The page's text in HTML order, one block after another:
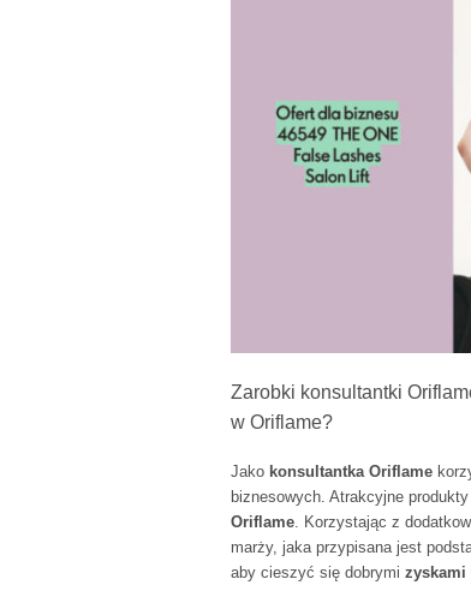
Zarobki konsultantki
w Oriflame?
Jako konsultantka Oriflame
biznesowych. Atrakcyjne
Oriflame. Korzystając z
marży, jaka przypisana jest
aby cieszyć się dobrymi zyskami